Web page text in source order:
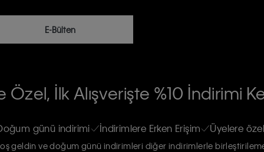
E-Bülten
ve güncel ürün,
Özel, İlk Alışverişte %10 İndirimi
günü indirimi İndirimlere Erken Erişim Üyelere
geldin ve doğum günü indirimleri diğer indirimlerle